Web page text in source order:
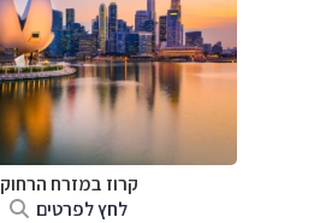
קרוז במזרח הרחוק
לחץ לפרטים